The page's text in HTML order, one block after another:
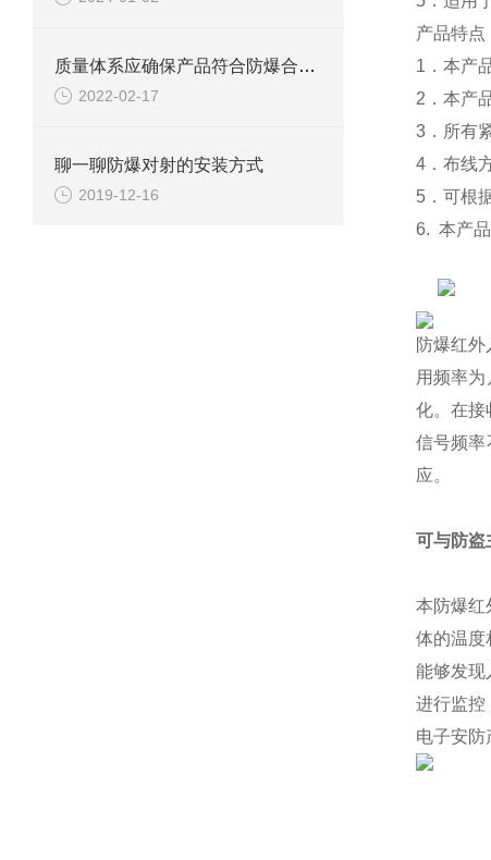
质量体系应确保产品符合防爆合格证和技术文件规定的防爆型式。
2022-02-17
聊一聊防爆对射的安装方式
2019-12-16
产品特点
1 ．本产
2 ．本产
3．所有
4．布线
5．可根
6. 本产
防爆红外
用频率为
化。在接
信号频
应。
可与防盗
本防爆红
体的温度
能够发现
进行监控
电子安防